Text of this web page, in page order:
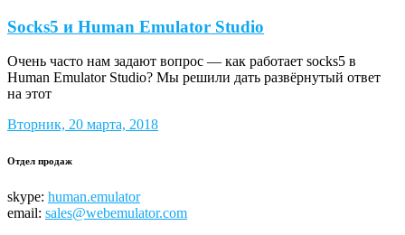
Socks5 и Human Emulator Studio
Очень часто нам задают вопрос — как работает socks5 в
Human Emulator Studio? Мы решили дать развёрнутый ответ
на этот
Вторник, 20 марта, 2018
Отдел продаж
skype: human.emulator
email: sales@webemulator.com